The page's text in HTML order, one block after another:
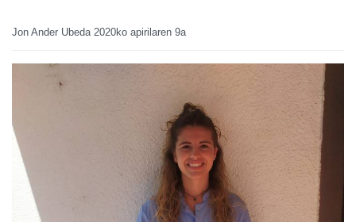
Jon Ander Ubeda 2020ko apirilaren 9a